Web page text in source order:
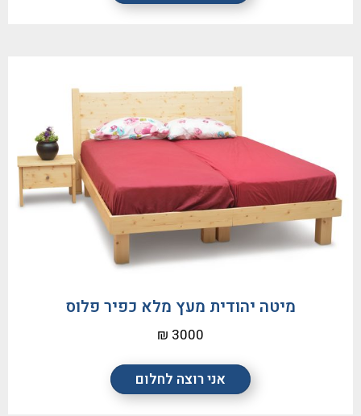
אני רוצה לחלום
מיטה יהודית מעץ מלא כפיר פלוס
3000 ₪